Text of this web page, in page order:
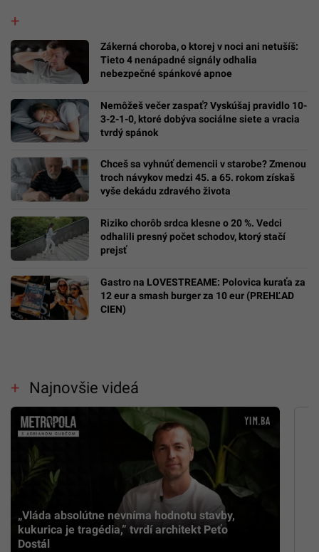
Zákerná choroba, o ktorej v noci ani netušíš:
Tieto 4 nenápadné signály odhalia
nebezpečné spánkové apnoe
Nemôžeš večer zaspať? Vyskúšaj pravidlo 10-
3-2-1-0, ktoré dobýva sociálne siete a vracia
tvrdý spánok
Chceš sa vyhnúť demencii v starobe? Zmenou
troch návykov medzi 45. a 65. rokom získaš
vyše dekádu zdravého života
Riziko chorôb srdca klesne o 20 %. Vedci
odhalili presný počet schodov, ktorý stačí
prejsť
Gastro na LOVESTREAME: Polovica kuraťa za
12 eur a smash burger za 10 eur (PREHĽAD
CIEN)
Najnovšie videá
„Vláda absolútne nevníma hodnotu stavby,
kukurica je tragédia,” tvrdí architekt Peťo
Dostál